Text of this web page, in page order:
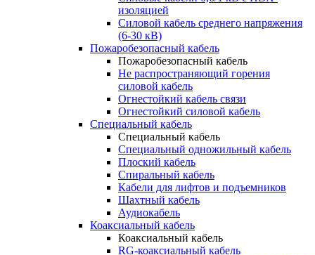
изоляцией
Силовой кабель среднего напряжения
(6-30 кВ)
Пожаробезопасный кабель
Пожаробезопасный кабель
Не распространяющий горения
силовой кабель
Огнестойкий кабель связи
Огнестойкий силовой кабель
Специальный кабель
Специальный кабель
Специальный одножильный кабель
Плоский кабель
Спиральный кабель
Кабели для лифтов и подъемников
Шахтный кабель
Аудиокабель
Коаксиальный кабель
Коаксиальный кабель
RG-коаксиальный кабель